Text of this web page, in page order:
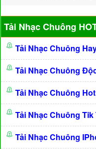
Tải Nhạc Chuông
Tải Nhạc Chuông
Tải Nhạc Chuông
Tải Nhạc Chuông
Tải Nhạc Chuông Tik
Tải Nhạc Chuông